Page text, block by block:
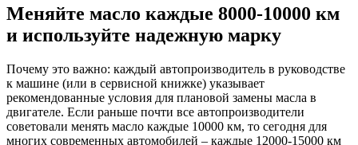
Меняйте масло каждые 8000-10000 км
и используйте надежную марку
Почему это важно: каждый автопроизводитель в руководстве
к машине (или в сервисной книжке) указывает
рекомендованные условия для плановой замены масла в
двигателе. Если раньше почти все автопроизводители
советовали менять масло каждые 10000 км, то сегодня для
многих современных автомобилей – каждые 12000-15000 км